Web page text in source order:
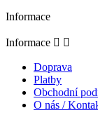
Informace
Informace  
Doprava
Platby
Obchodní
O nás /